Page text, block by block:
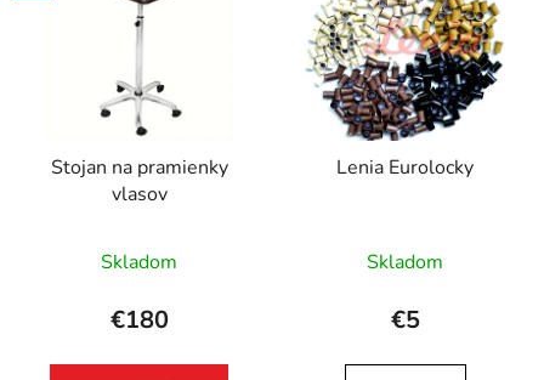
Stojan na pramienky
vlasov
Skladom
€180
Lenia Eurolocky
Skladom
€5